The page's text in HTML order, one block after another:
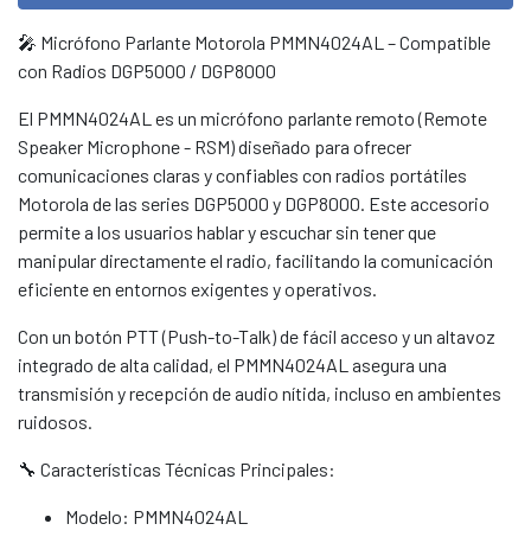
🎤 Micrófono Parlante Motorola PMMN4024AL – Compatible
con Radios DGP5000 / DGP8000
El PMMN4024AL es un micrófono parlante remoto (Remote
Speaker Microphone - RSM) diseñado para ofrecer
comunicaciones claras y confiables con radios portátiles
Motorola de las series DGP5000 y DGP8000. Este accesorio
permite a los usuarios hablar y escuchar sin tener que
manipular directamente el radio, facilitando la comunicación
eficiente en entornos exigentes y operativos.
Con un botón PTT (Push-to-Talk) de fácil acceso y un altavoz
integrado de alta calidad, el PMMN4024AL asegura una
transmisión y recepción de audio nítida, incluso en ambientes
ruidosos.
🔧 Características Técnicas Principales:
Modelo: PMMN4024AL